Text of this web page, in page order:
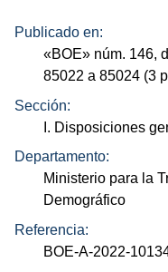
Publicado en:
«BOE» núm. 146,
85022 a 85024 (3
Sección:
I. Disposiciones
Departamento:
Ministerio para la
Demográfico
Referencia:
BOE-A-2022-